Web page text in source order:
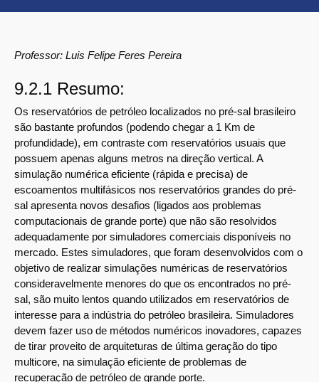
Professor: Luis Felipe Feres Pereira
9.2.1 Resumo:
Os reservatórios de petróleo localizados no pré-sal brasileiro
são bastante profundos (podendo chegar a 1 Km de
profundidade), em contraste com reservatórios usuais que
possuem apenas alguns metros na direção vertical. A
simulação numérica eficiente (rápida e precisa) de
escoamentos multifásicos nos reservatórios grandes do pré-
sal apresenta novos desafios (ligados aos problemas
computacionais de grande porte) que não são resolvidos
adequadamente por simuladores comerciais disponíveis no
mercado. Estes simuladores, que foram desenvolvidos com o
objetivo de realizar simulações numéricas de reservatórios
consideravelmente menores do que os encontrados no pré-
sal, são muito lentos quando utilizados em reservatórios de
interesse para a indústria do petróleo brasileira. Simuladores
devem fazer uso de métodos numéricos inovadores, capazes
de tirar proveito de arquiteturas de última geração do tipo
multicore, na simulação eficiente de problemas de
recuperação de petróleo de grande porte.